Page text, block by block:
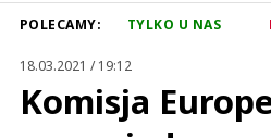
POLECAMY: TYLKO U NAS
18.03.2021 / 19:12
Komisja